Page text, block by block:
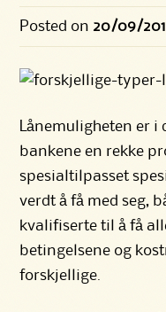
Posted on 20/09/
Lånemuligheten er i
bankene en rekke
spesialtilpasset
verdt å få med seg,
kvalifiserte til å få
betingelsene og
forskjellige.